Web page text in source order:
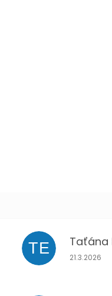
TE Taťána
21.3.2026